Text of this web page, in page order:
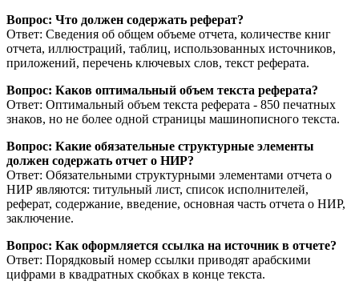
Вопрос: Что должен содержать реферат?
Ответ: Сведения об общем объеме отчета, количестве книг
отчета, иллюстраций, таблиц, использованных источников,
приложений, перечень ключевых слов, текст реферата.
Вопрос: Каков оптимальный объем текста реферата?
Ответ: Оптимальный объем текста реферата - 850 печатных
знаков, но не более одной страницы машинописного текста.
Вопрос: Какие обязательные структурные элементы
должен содержать отчет о НИР?
Ответ: Обязательными структурными элементами отчета о
НИР являются: титульный лист, список исполнителей,
реферат, содержание, введение, основная часть отчета о НИР,
заключение.
Вопрос: Как оформляется ссылка на источник в отчете?
Ответ: Порядковый номер ссылки приводят арабскими
цифрами в квадратных скобках в конце текста.